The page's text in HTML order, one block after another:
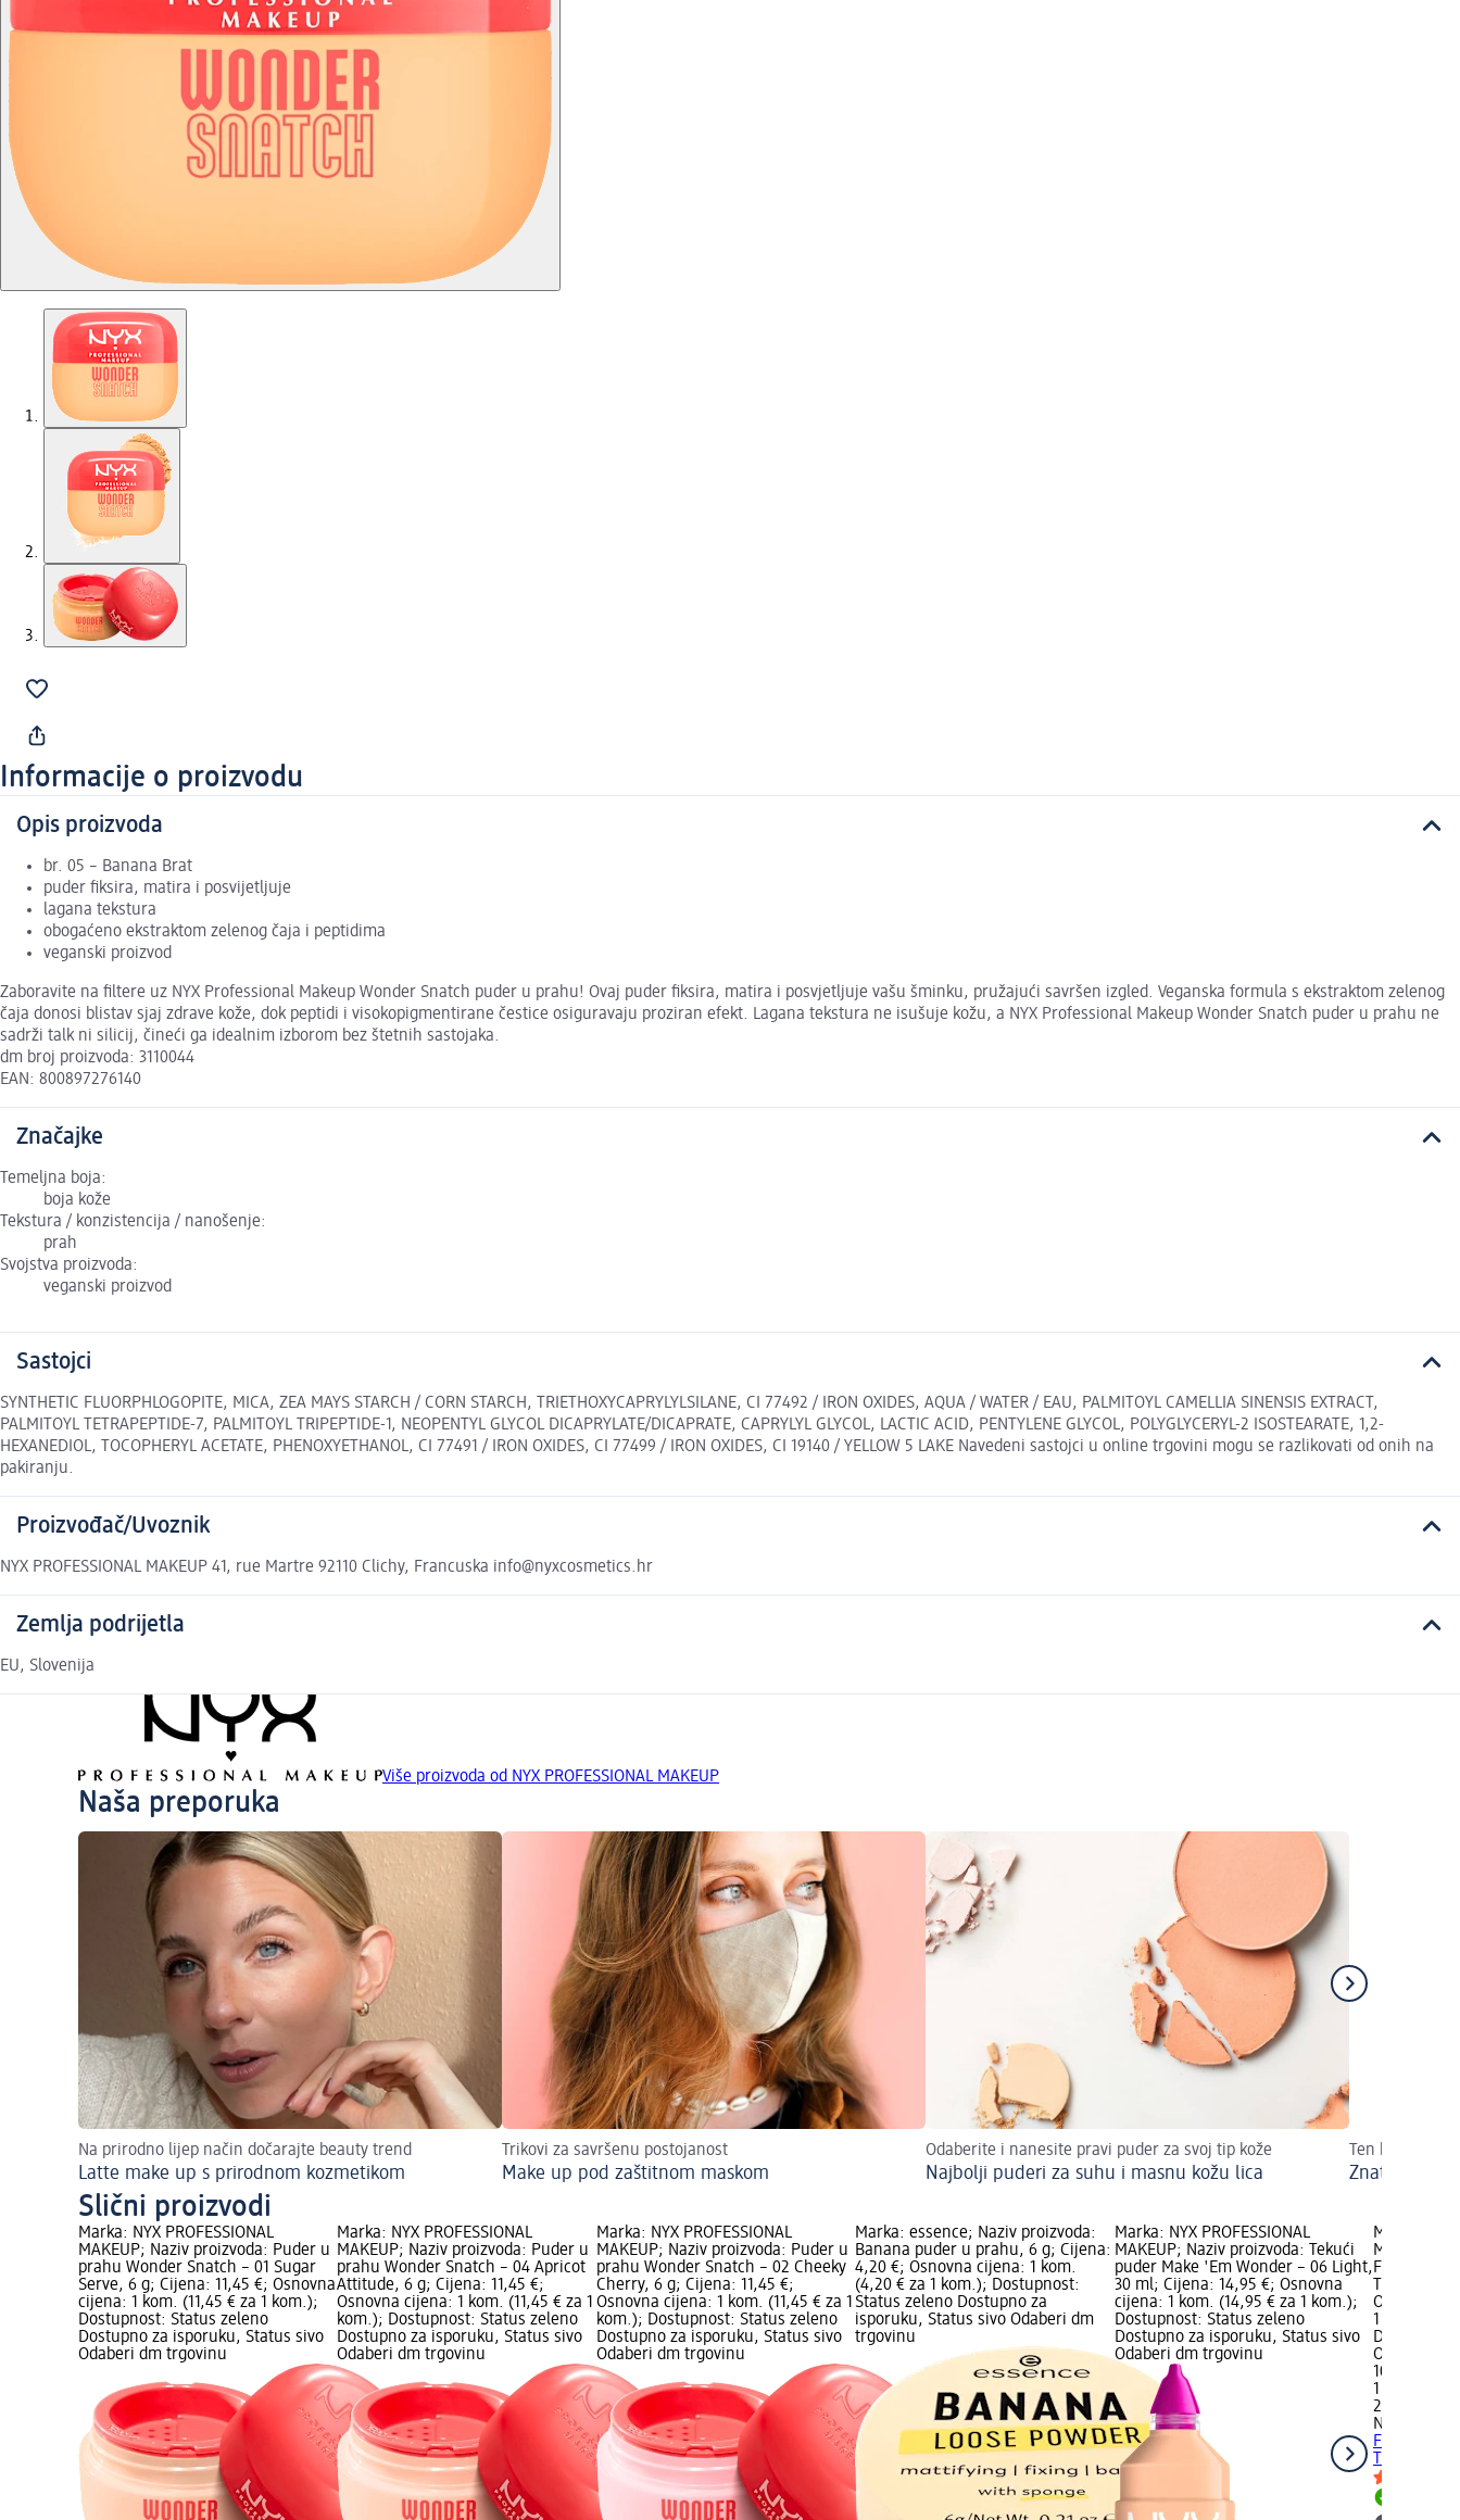
Informacije o proizvodu
Opis proizvoda
br. 05 – Banana Brat
puder fiksira, matira i posvijetljuje
lagana tekstura
obogaćeno ekstraktom zelenog čaja i peptidima
veganski proizvod
Zaboravite na filtere uz NYX Professional Makeup Wonder Snatch puder u prahu! Ovaj puder fiksira, matira i posvjetljuje vašu šminku, pružajući savršen izgled. Veganska formula s ekstraktom zelenog
čaja donosi blistav sjaj zdrave kože, dok peptidi i visokopigmentirane čestice osiguravaju proziran efekt. Lagana tekstura ne isušuje kožu, a NYX Professional Makeup Wonder Snatch puder u prahu ne
sadrži talk ni silicij, čineći ga idealnim izborom bez štetnih sastojaka.
dm broj proizvoda: 3110044
EAN: 800897276140
Značajke
Temeljna boja:
boja kože
Tekstura / konzistencija / nanošenje:
prah
Svojstva proizvoda:
veganski proizvod
Sastojci
SYNTHETIC FLUORPHLOGOPITE, MICA, ZEA MAYS STARCH / CORN STARCH, TRIETHOXYCAPRYLYLSILANE, CI 77492 / IRON OXIDES, AQUA / WATER / EAU, PALMITOYL CAMELLIA SINENSIS EXTRACT,
PALMITOYL TETRAPEPTIDE-7, PALMITOYL TRIPEPTIDE-1, NEOPENTYL GLYCOL DICAPRYLATE/DICAPRATE, CAPRYLYL GLYCOL, LACTIC ACID, PENTYLENE GLYCOL, POLYGLYCERYL-2 ISOSTEARATE, 1,2-
HEXANEDIOL, TOCOPHERYL ACETATE, PHENOXYETHANOL, CI 77491 / IRON OXIDES, CI 77499 / IRON OXIDES, CI 19140 / YELLOW 5 LAKE Navedeni sastojci u online trgovini mogu se razlikovati od onih na
pakiranju.
Proizvođač/Uvoznik
NYX PROFESSIONAL MAKEUP 41, rue Martre 92110 Clichy, Francuska info@nyxcosmetics.hr
Zemlja podrijetla
EU, Slovenija
Više proizvoda od NYX PROFESSIONAL MAKEUP
Naša preporuka
Na prirodno lijep način dočarajte beauty trend
Latte make up s prirodnom kozmetikom
Trikovi za savršenu postojanost
Make up pod zaštitnom maskom
Odaberite i nanesite pravi puder za svoj tip kože
Najbolji puderi za suhu i masnu kožu lica
Ten bez
Znate li
Slični proizvodi
Marka: NYX PROFESSIONAL
MAKEUP; Naziv proizvoda: Puder u
prahu Wonder Snatch – 01 Sugar
Serve, 6 g; Cijena: 11,45 €; Osnovna
cijena: 1 kom. (11,45 € za 1 kom.);
Dostupnost: Status zeleno
Dostupno za isporuku, Status sivo
Odaberi dm trgovinu
Marka: NYX PROFESSIONAL
MAKEUP; Naziv proizvoda: Puder u
prahu Wonder Snatch – 04 Apricot
Attitude, 6 g; Cijena: 11,45 €;
Osnovna cijena: 1 kom. (11,45 € za 1
kom.); Dostupnost: Status zeleno
Dostupno za isporuku, Status sivo
Odaberi dm trgovinu
Marka: NYX PROFESSIONAL
MAKEUP; Naziv proizvoda: Puder u
prahu Wonder Snatch – 02 Cheeky
Cherry, 6 g; Cijena: 11,45 €;
Osnovna cijena: 1 kom. (11,45 € za 1
kom.); Dostupnost: Status zeleno
Dostupno za isporuku, Status sivo
Odaberi dm trgovinu
Marka: essence; Naziv proizvoda:
Banana puder u prahu, 6 g; Cijena:
4,20 €; Osnovna cijena: 1 kom.
(4,20 € za 1 kom.); Dostupnost:
Status zeleno Dostupno za
isporuku, Status sivo Odaberi dm
trgovinu
Marka: NYX PROFESSIONAL
MAKEUP; Naziv proizvoda: Tekući
puder Make 'Em Wonder – 06 Light,
30 ml; Cijena: 14,95 €; Osnovna
cijena: 1 kom. (14,95 € za 1 kom.);
Dostupnost: Status zeleno
Dostupno za isporuku, Status sivo
Odaberi dm trgovinu
Marka: NYX
MAKEUP;
Finishing
Osnovna
1 kom.);
Dostupno
Odaberi
10,95 €
1 kom.
NYX
Finishing